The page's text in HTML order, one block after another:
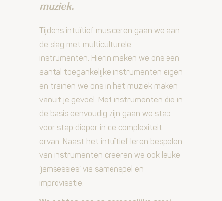
muziek.
Tijdens intuïtief musiceren gaan we aan
de slag met multiculturele
instrumenten. Hierin maken we ons een
aantal toegankelijke instrumenten eigen
en trainen we ons in het muziek maken
vanuit je gevoel. Met instrumenten die in
de basis eenvoudig zijn gaan we stap
voor stap dieper in de complexiteit
ervan. Naast het intuïtief leren bespelen
van instrumenten creëren we ook leuke
‘jamsessies’ via samenspel en
improvisatie.